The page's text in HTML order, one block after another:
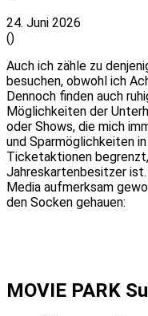
24. Juni 2026
()
Auch ich zähle zu
besuchen, obwohl ich
Dennoch finden auch
Möglichkeiten der
oder Shows, die mich
und Sparmöglichkeiten
Ticketaktionen
Jahreskartenbesitzer
Media aufmerksam
den Socken gehauen:
MOVIE PARK